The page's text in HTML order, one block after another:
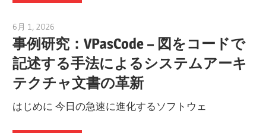
6月 1, 2026
事例研究：VPasCode – 図をコードで
記述する手法によるシステムアーキ
テクチャ文書の革新
はじめに 今日の急速に進化するソフトウェ